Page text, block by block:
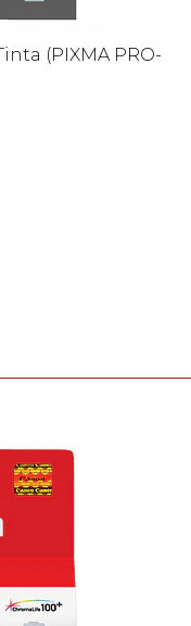
(PIXMA PRO-